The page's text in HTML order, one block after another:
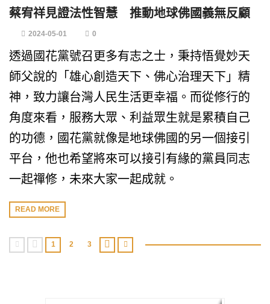
蔡宥祥見證法性智慧 推動地球佛國義無反顧
2024-05-01 0
透過國花黨號召更多有志之士，秉持悟覺妙天
師父說的「雄心創造天下、佛心治理天下」精
神，致力讓台灣人民生活更幸福。而從修行的
角度來看，服務大眾、利益眾生就是累積自己
的功德，國花黨就像是地球佛國的另一個接引
平台，他也希望將來可以接引有緣的黨員同志
一起禪修，未來大家一起成就。
READ MORE
1 2 3